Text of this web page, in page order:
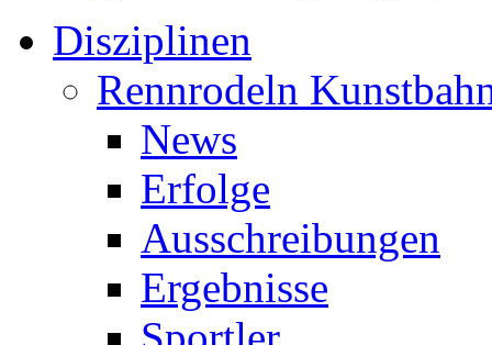
Disziplinen
Rennrodeln
News
Erfolge
Ausschreibungen
Ergebnisse